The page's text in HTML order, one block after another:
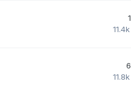
1
11.4k
6
11.8k